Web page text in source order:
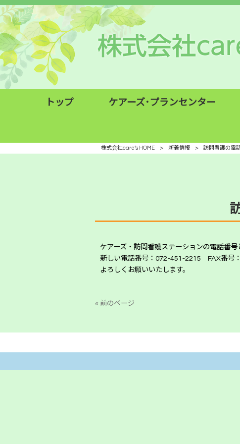
トップ ケアーズ･プランセンター
株式会社care’s HOME > 新着情報 > 訪問看護の電
ケアーズ・訪問看護ステーションの電話番号
新しい電話番号：072-451-2215 FAX番号
よろしくお願いいたします。
« 前のページ